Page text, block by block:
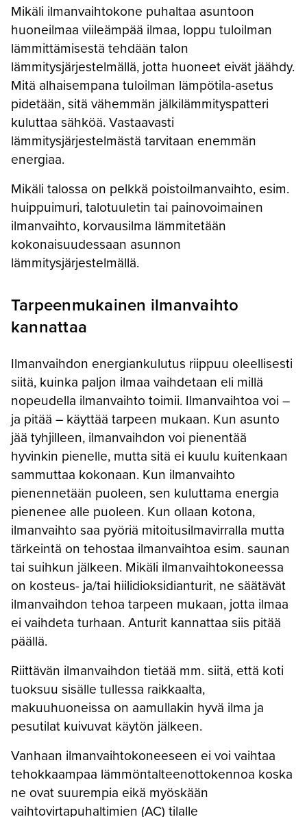
Mikäli ilmanvaihtokone puhaltaa asuntoon
huoneilmaa viileämpää ilmaa, loppu tuloilman
lämmittämisestä tehdään talon
lämmitysjärjestelmällä, jotta huoneet eivät jäähdy.
Mitä alhaisempana tuloilman lämpötila-asetus
pidetään, sitä vähemmän jälkilämmityspatteri
kuluttaa sähköä. Vastaavasti
lämmitysjärjestelmästä tarvitaan enemmän
energiaa.
Mikäli talossa on pelkkä poistoilmanvaihto, esim.
huippuimuri, talotuuletin tai painovoimainen
ilmanvaihto, korvausilma lämmitetään
kokonaisuudessaan asunnon
lämmitysjärjestelmällä.
Tarpeenmukainen ilmanvaihto
kannattaa
Ilmanvaihdon energiankulutus riippuu oleellisesti
siitä, kuinka paljon ilmaa vaihdetaan eli millä
nopeudella ilmanvaihto toimii. Ilmanvaihtoa voi –
ja pitää – käyttää tarpeen mukaan. Kun asunto
jää tyhjilleen, ilmanvaihdon voi pienentää
hyvinkin pienelle, mutta sitä ei kuulu kuitenkaan
sammuttaa kokonaan. Kun ilmanvaihto
pienennetään puoleen, sen kuluttama energia
pienenee alle puoleen. Kun ollaan kotona,
ilmanvaihto saa pyöriä mitoitusilmavirralla mutta
tärkeintä on tehostaa ilmanvaihtoa esim. saunan
tai suihkun jälkeen. Mikäli ilmanvaihtokoneessa
on kosteus- ja/tai hiilidioksidianturit, ne säätävät
ilmanvaihdon tehoa tarpeen mukaan, jotta ilmaa
ei vaihdeta turhaan. Anturit kannattaa siis pitää
päällä.
Riittävän ilmanvaihdon tietää mm. siitä, että koti
tuoksuu sisälle tullessa raikkaalta,
makuuhuoneissa on aamullakin hyvä ilma ja
pesutilat kuivuvat käytön jälkeen.
Vanhaan ilmanvaihtokoneeseen ei voi vaihtaa
tehokkaampaa lämmöntalteenottokennoa koska
ne ovat suurempia eikä myöskään
vaihtovirtapuhaltimien (AC) tilalle